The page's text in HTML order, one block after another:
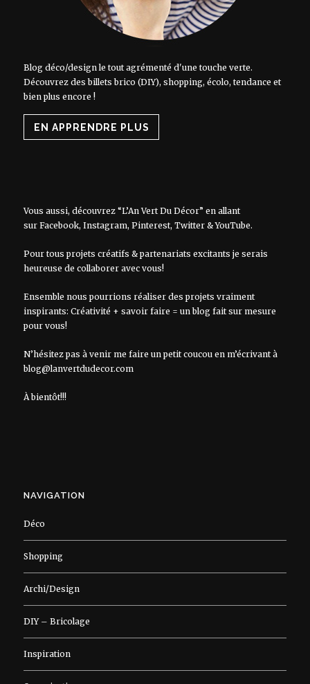
Blog déco/design le tout agrémenté d'une touche verte.
Découvrez des billets brico (DIY), shopping, écolo, tendance et
bien plus encore !
EN APPRENDRE PLUS
Vous aussi, découvrez “L’An Vert Du Décor” en allant
sur Facebook, Instagram, Pinterest, Twitter&YouTube.
Pour tous projets créatifs & partenariats excitants je serais
heureuse de collaborer avec vous!
Ensemble nous pourrions réaliser des projets vraiment
inspirants: Créativité + savoir faire = un blog fait sur mesure
pour vous!
N’hésitez pas à venir me faire un petit coucou en m’écrivant à
blog@lanvertdudecor.com
À bientôt!!!
NAVIGATION
Déco
Shopping
Archi/Design
DIY – Bricolage
Inspiration